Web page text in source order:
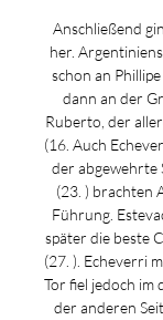
Anschließend
her.
schon an
dann an der
Ruberto, der
(16. Auch
der abgewehrte
(23. ) brachten
Führung.
später die beste
(27. ). Echeverri
Tor fiel jedoch im
der anderen